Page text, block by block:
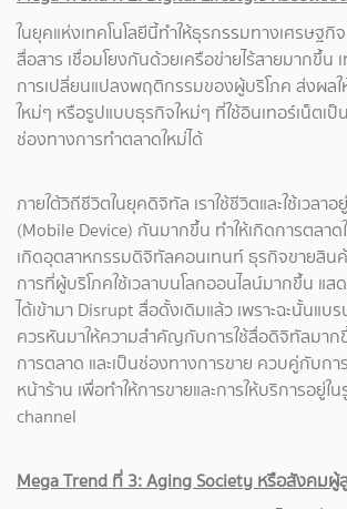
ในยุคแห่งเทคโนโลยีนี้ทำให้ธุรกรรมทางเศรษฐกิ
สื่อสาร เชื่อมโยงกันด้วยเครือข่ายไร้สายมากขึ้น เ
การเปลี่ยนแปลงพฤติกรรมของผู้บริโภค ส่งผล
ใหม่ๆ หรือรูปแบบธุรกิจใหม่ๆ ที่ใช้อินเทอร์เน็ตเป็
ช่องทางการทำตลาดใหม่ได้
ภายใต้วิถีชีวิตในยุคดิจิทัล เราใช้ชีวิตและใช้เวล
(Mobile Device) กันมากขึ้น ทำให้เกิดการตลาด
เกิดอุตสาหกรรมดิจิทัลคอนเทนท์ ธุรกิจขายสิน
การที่ผู้บริโภคใช้เวลาบนโลกออนไลน์มากขึ้น แส
ได้เข้ามา Disrupt สื่อดั้งเดิมแล้ว เพราะฉะนั้นแบ
ควรหันมาให้ความสำคัญกับการใช้สื่อดิจิทัลมาก
การตลาด และเป็นช่องทางการขาย ควบคู่กับกา
หน้าร้าน เพื่อทำให้การขายและการให้บริการอยู่ใ
channel
Mega Trend ที่ 3: Aging Society หรือสังคมผู้